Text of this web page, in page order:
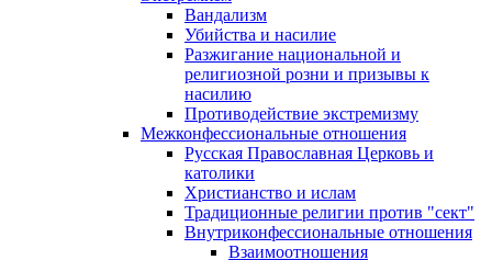
Вандализм
Убийства и насилие
Разжигание национальной и
религиозной розни и призывы к
насилию
Противодействие экстремизму
Межконфессиональные отношения
Русская Православная Церковь и
католики
Христианство и ислам
Традиционные религии против "сект"
Внутриконфессиональные отношения
Взаимоотношения